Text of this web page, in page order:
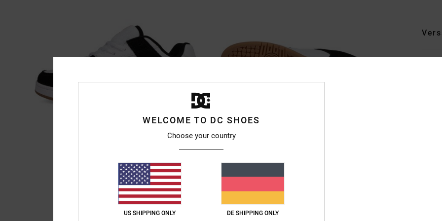
WELCOME TO DC SHOES
Choose your country
US SHIPPING ONLY DE SHIPPING ONLY